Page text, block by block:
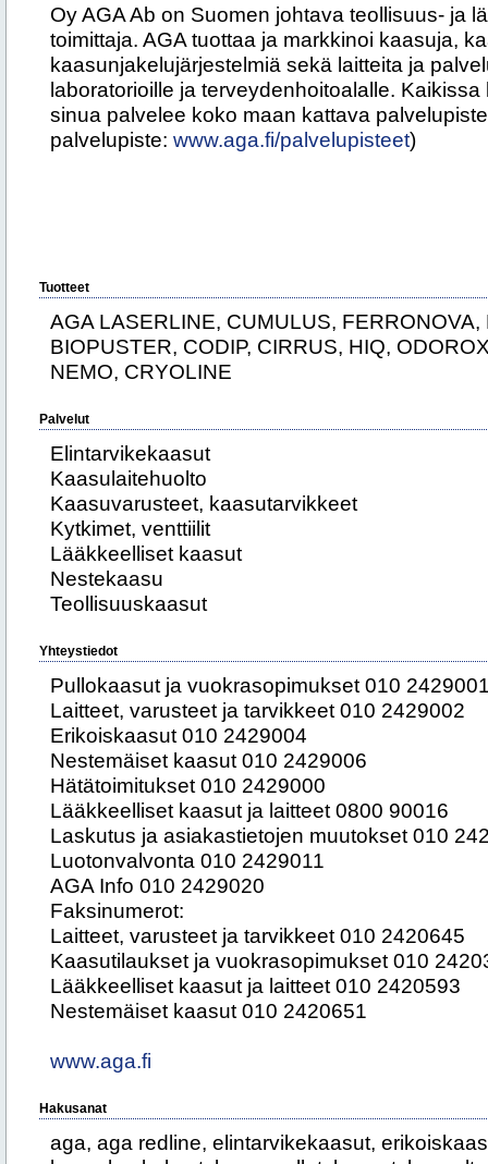
Oy AGA Ab on Suomen johtava teollisuus- ja
toimittaja. AGA tuottaa ja markkinoi kaasuja,
kaasunjakelujärjestelmiä sekä laitteita ja
laboratorioille ja terveydenhoitoalalle.
sinua palvelee koko maan kattava
palvelupiste: www.aga.fi/palvelupisteet)
Tuotteet
AGA LASERLINE, CUMULUS,
BIOPUSTER, CODIP, CIRRUS, HIQ,
NEMO, CRYOLINE
Palvelut
Elintarvikekaasut
Kaasulaitehuolto
Kaasuvarusteet, kaasutarvikkeet
Kytkimet, venttiilit
Lääkkeelliset kaasut
Nestekaasu
Teollisuuskaasut
Yhteystiedot
Pullokaasut ja vuokrasopimukset 010
Laitteet, varusteet ja tarvikkeet 010 2429002
Erikoiskaasut 010 2429004
Nestemäiset kaasut 010 2429006
Hätätoimitukset 010 2429000
Lääkkeelliset kaasut ja laitteet 0800 90016
Laskutus ja asiakastietojen muutokset 010
Luotonvalvonta 010 2429011
AGA Info 010 2429020
Faksinumerot:
Laitteet, varusteet ja tarvikkeet 010 2420645
Kaasutilaukset ja vuokrasopimukset 010
Lääkkeelliset kaasut ja laitteet 010 2420593
Nestemäiset kaasut 010 2420651
www.aga.fi
Hakusanat
aga, aga redline, elintarvikekaasut,